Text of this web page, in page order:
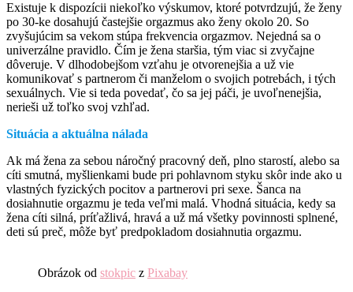
Existuje k dispozícii niekoľko výskumov, ktoré potvrdzujú, že ženy
po 30-ke dosahujú častejšie orgazmus ako ženy okolo 20. So
zvyšujúcim sa vekom stúpa frekvencia orgazmov. Nejedná sa o
univerzálne pravidlo. Čím je žena staršia, tým viac si zvyčajne
dôveruje. V dlhodobejšom vzťahu je otvorenejšia a už vie
komunikovať s partnerom či manželom o svojich potrebách, i tých
sexuálnych. Vie si teda povedať, čo sa jej páči, je uvoľnenejšia,
nerieši už toľko svoj vzhľad.
Situácia a aktuálna nálada
Ak má žena za sebou náročný pracovný deň, plno starostí, alebo sa
cíti smutná, myšlienkami bude pri pohlavnom styku skôr inde ako u
vlastných fyzických pocitov a partnerovi pri sexe. Šanca na
dosiahnutie orgazmu je teda veľmi malá. Vhodná situácia, kedy sa
žena cíti silná, príťažlivá, hravá a už má všetky povinnosti splnené,
deti sú preč, môže byť predpokladom dosiahnutia orgazmu.
Obrázok od stokpic z Pixabay